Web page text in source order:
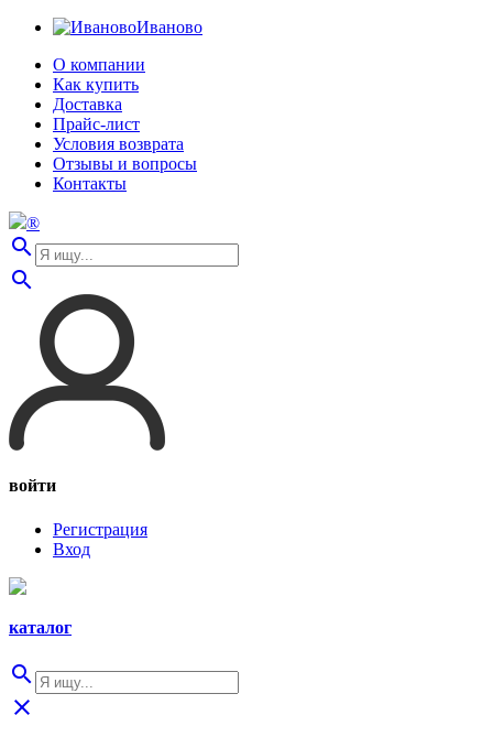
Иваново
О компании
Как купить
Доставка
Прайс-лист
Условия возврата
Отзывы и вопросы
Контакты
®
search
search
войти
Регистрация
Вход
каталог
search
close